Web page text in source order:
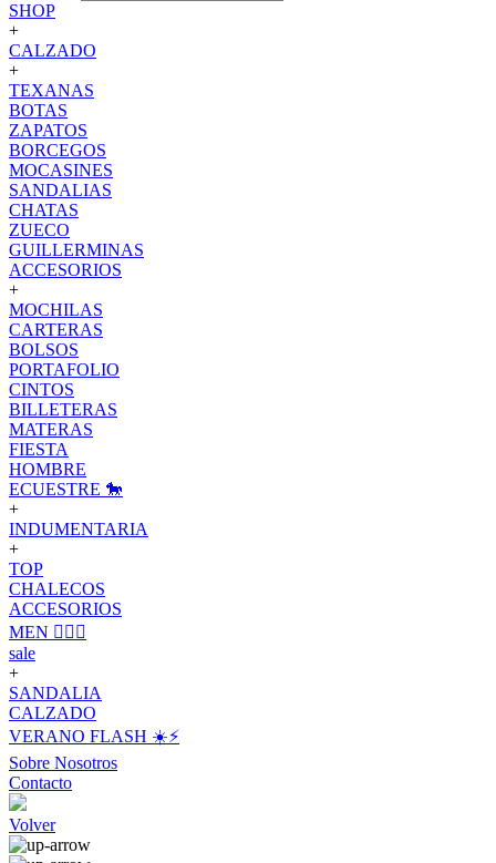
SHOP
+
CALZADO
+
TEXANAS
BOTAS
ZAPATOS
BORCEGOS
MOCASINES
SANDALIAS
CHATAS
ZUECO
GUILLERMINAS
ACCESORIOS
+
MOCHILAS
CARTERAS
BOLSOS
PORTAFOLIO
CINTOS
BILLETERAS
MATERAS
FIESTA
HOMBRE
ECUESTRE 🐎
+
INDUMENTARIA
+
TOP
CHALECOS
ACCESORIOS
MEN 🙋🏽‍♂️
sale
+
SANDALIA
CALZADO
VERANO FLASH ☀️⚡️
Sobre Nosotros
Contacto
Volver